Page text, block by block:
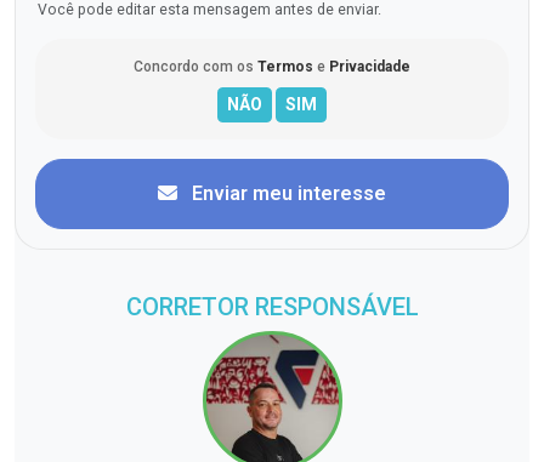
Você pode editar esta mensagem antes de enviar.
Concordo com os Termos e Privacidade
Enviar meu interesse
CORRETOR RESPONSÁVEL